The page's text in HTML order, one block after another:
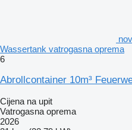
Wassertank vatrogasna oprema
6
Abrollcontainer 10m³
Cijena na upit
Vatrogasna oprema
2026